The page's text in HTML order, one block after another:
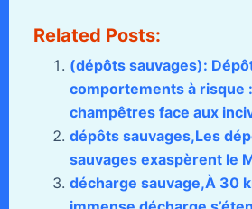
Related Posts:
(dépôts sauvages):
comportements à risque
champêtres face aux
dépôts sauvages,Les
sauvages exaspèrent le
décharge sauvage,À 30